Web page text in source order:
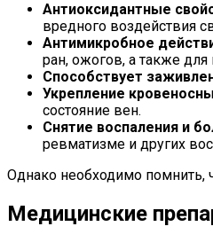
Антиоксидантные
вредного воздействия
Антимикробное
ран, ожогов, а также
Способствует
Укрепление
состояние вен.
Снятие воспаления и
ревматизме и других
Однако необходимо помнить,
Медицинские